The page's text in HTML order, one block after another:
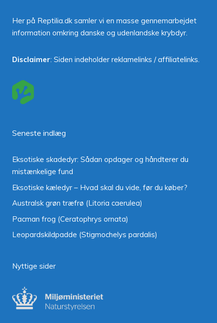
Her på Reptilia.dk samler vi en masse gennemarbejdet
information omkring danske og udenlandske krybdyr.
Disclaimer: Siden indeholder reklamelinks / affiliatelinks.
Seneste indlæg
Eksotiske skadedyr: Sådan opdager og håndterer du
mistænkelige fund
Eksotiske kæledyr – Hvad skal du vide, før du køber?
Australsk grøn træfrø (Litoria caerulea)
Pacman frog (Ceratophrys ornata)
Leopardskildpadde (Stigmochelys pardalis)
Nyttige sider